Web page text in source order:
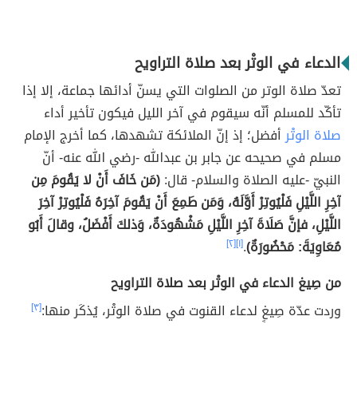
الدعاء في الوتْر بعد صلاة التراويح
تعدّ صلاة الوتر من الصلوات التي يسنّ أدائها جماعة، إلا إذا
تأكّد للمسلم أنّه سيقوم في آخر الليل فيكون تأخير أداء
صلاة الوتْرأفضل؛ إذ إنّ الملائكة تشهدها، كما أخرج الإمام
مسلم في صحيحه عن جابر بن عبدالله -رضي الله عنه- أنّ
النبيّ -عليه الصلاة والسلام- قال:(مَن خَافَ أَنْ لا يَقُومَ مِن
آخِرِ اللَّيْلِ فَلْيُوتِرْ أَوَّلَهُ، وَمَن طَمِعَ أَنْ يَقُومَ آخِرَهُ فَلْيُوتِرْ آخِرَ
اللَّيْلِ، فإنَّ صَلَاةَ آخِرِ اللَّيْلِ مَشْهُودَةٌ، وَذلكَ أَفْضَلُ، وقالَ أَبُو
مُعَاوِيَةَ: مَحْضُورَةٌ).[١] [٢]
من صِيغ الدعاء في الوتْر بعد صلاة التراويح
وردت عدّة صِيغٍ لدعاء القنوت في صلاة الوتْر، يُذكَر منها:[٣]